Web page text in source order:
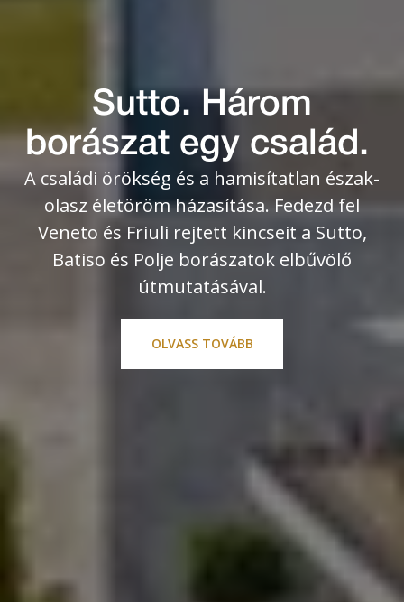
Sutto. Három
borászat egy család.
A családi örökség és a hamisítatlan észak-
olasz életöröm házasítása. Fedezd fel
Veneto és Friuli rejtett kincseit a Sutto,
Batiso és Polje borászatok elbűvölő
útmutatásával.
OLVASS TOVÁBB